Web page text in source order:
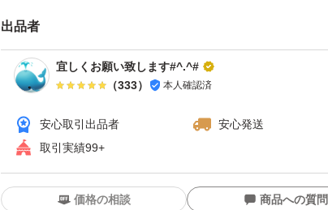
出品者
宜しくお願い致します#^.^#
（333） 本人確認済
安心取引出品者
安心発送
取引実績99+
価格の相談 商品への質問